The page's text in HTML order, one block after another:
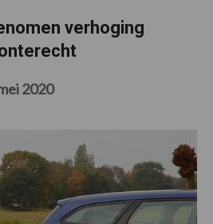
verhoging
2020